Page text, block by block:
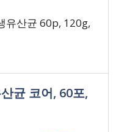
유산균 60p, 120g,
균 코어, 60포,